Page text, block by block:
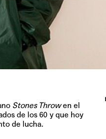
Stones Throwen el
de los 60 y que hoy
de lucha.